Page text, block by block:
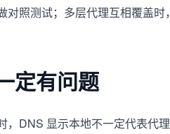
对照测试；多层代理互相覆盖
定有问题
，DNS 显示本地不一定代表代